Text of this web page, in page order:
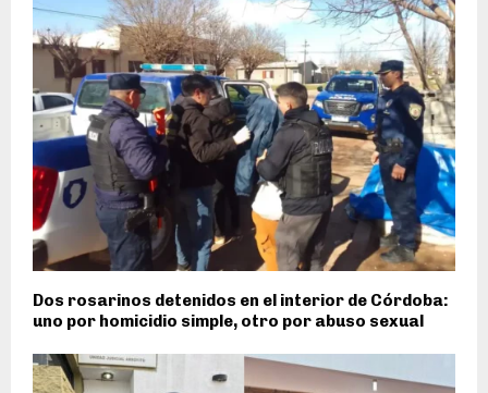
Dos rosarinos detenidos en el interior de Córdoba:
uno por homicidio simple, otro por abuso sexual